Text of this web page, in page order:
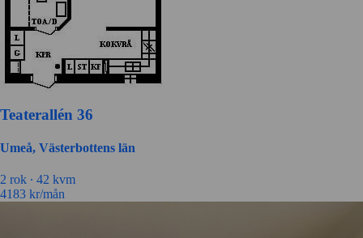
Teaterallén 36
Umeå, Västerbottens län
2 rok ∙ 42 kvm
4183 kr/mån